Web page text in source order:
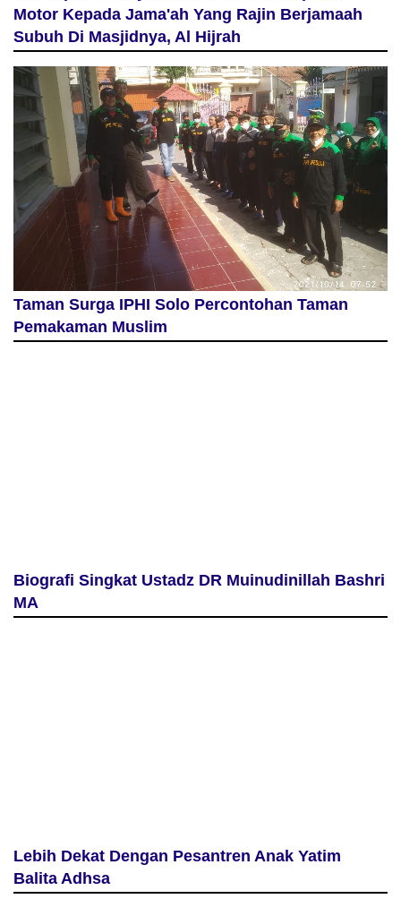
Motor Kepada Jama'ah Yang Rajin Berjamaah
Subuh Di Masjidnya, Al Hijrah
Taman Surga IPHI Solo Percontohan Taman
Pemakaman Muslim
Biografi Singkat Ustadz DR Muinudinillah Bashri
MA
Lebih Dekat Dengan Pesantren Anak Yatim
Balita Adhsa